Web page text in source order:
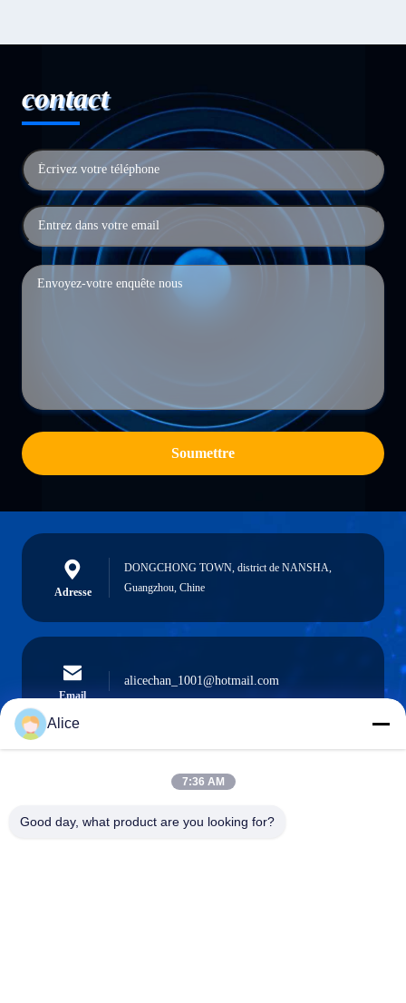
contact
Soumettre
Adresse
DONGCHONG TOWN, district de NANSHA,
Guangzhou, Chine
Email
alicechan_1001@hotmail.com
0086-15914233525
Alice
7:36 AM
Good day, what product are you looking for?